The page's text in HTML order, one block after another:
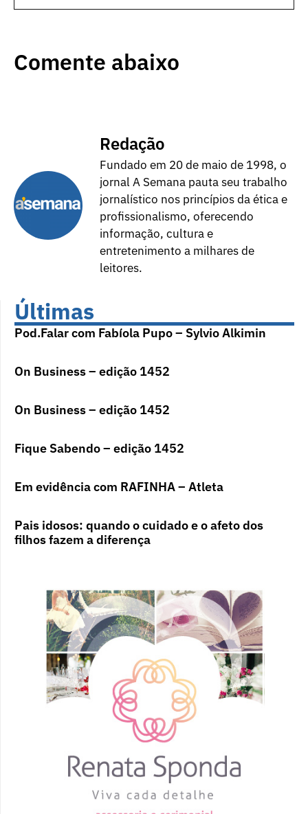
Comente abaixo
Redação
Fundado em 20 de maio de 1998, o
jornal A Semana pauta seu trabalho
jornalístico nos princípios da ética e
profissionalismo, oferecendo
informação, cultura e
entretenimento a milhares de
leitores.
Últimas
Pod.Falar com Fabíola Pupo – Sylvio Alkimin
On Business – edição 1452
On Business – edição 1452
Fique Sabendo – edição 1452
Em evidência com RAFINHA – Atleta
Pais idosos: quando o cuidado e o afeto dos
filhos fazem a diferença